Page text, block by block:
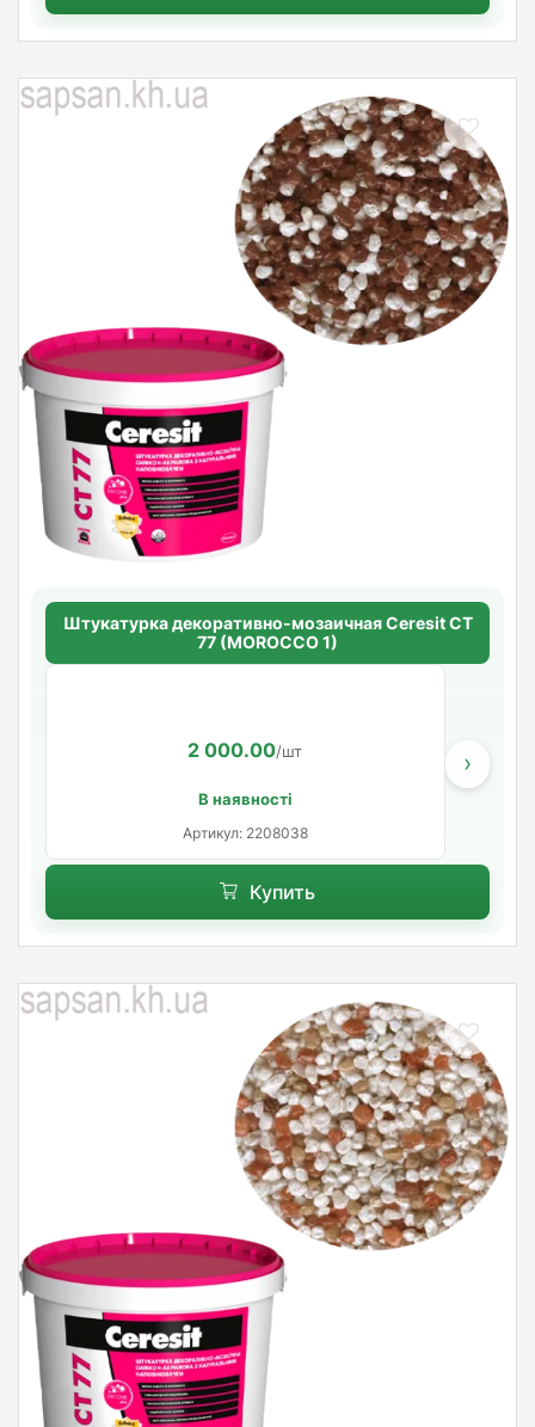
Штукатурка декоративно-мозаичная Ceresit CT
77 (MOROCCO 1)
2 000.00/шт
В наявності
Артикул: 2208038
›
Купить